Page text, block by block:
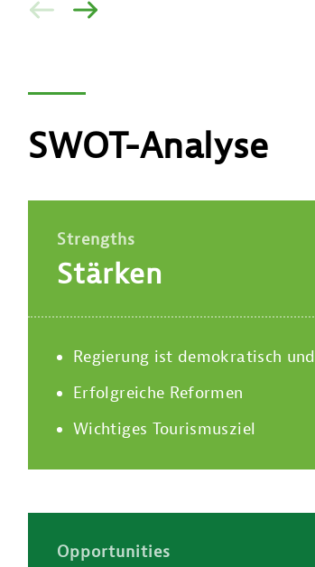
ZURÜCKVOR
SWOT-Analyse
Strengths
Stärken
Regierung ist demokratisch
Erfolgreiche Reformen
Wichtiges Tourismusziel
Opportunities